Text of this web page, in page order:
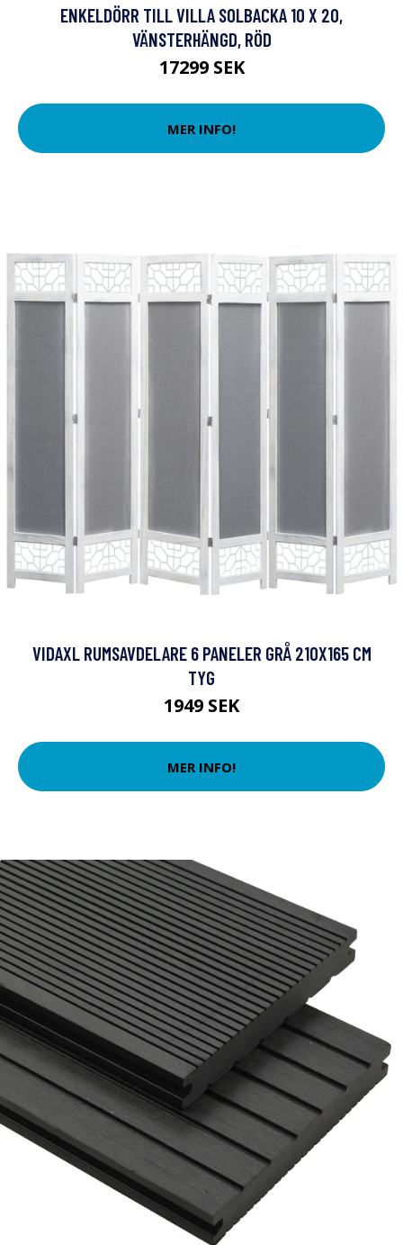
ENKELDÖRR TILL VILLA SOLBACKA 10 X 20,
VÄNSTERHÄNGD, RÖD
17299 SEK
MER INFO!
VIDAXL RUMSAVDELARE 6 PANELER GRÅ 210X165 CM
TYG
1949 SEK
MER INFO!